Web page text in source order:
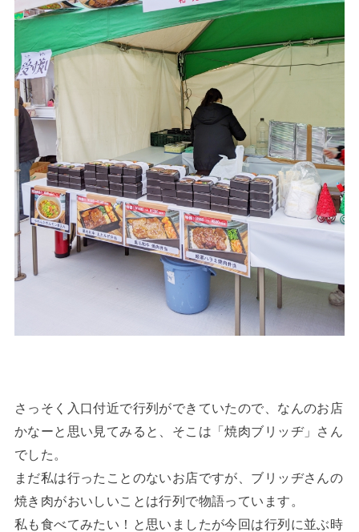
さっそく入口付近で行列ができていたので、なんのお店
かなーと思い見てみると、そこは「焼肉ブリッヂ」さん
でした。
まだ私は行ったことのないお店ですが、ブリッヂさんの
焼き肉がおいしいことは行列で物語っています。
私も食べてみたい！と思いましたが今回は行列に並ぶ時